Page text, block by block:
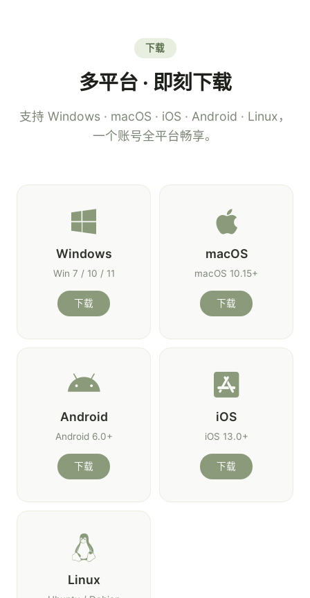
下载
多平台 · 即刻下载
支持 Windows · macOS · iOS · Android · Linux，
一个账号全平台畅享。
Windows
Win 7 / 10 / 11
下载
macOS
macOS 10.15+
下载
Android
Android 6.0+
下载
iOS
iOS 13.0+
下载
Linux